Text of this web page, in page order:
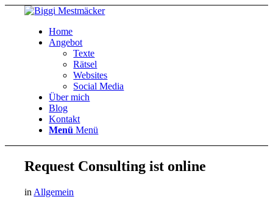
Home
Angebot
Texte
Rätsel
Websites
Social Media
Über mich
Blog
Kontakt
Menü Menü
Request Consulting ist online
in Allgemein